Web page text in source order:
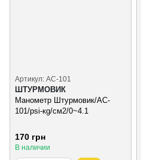
Артикул: AC-101
ШТУРМОВИК
Манометр Штурмовик/AC-
101/psi-кg/см2/0~4.1
170 грн
В наличии